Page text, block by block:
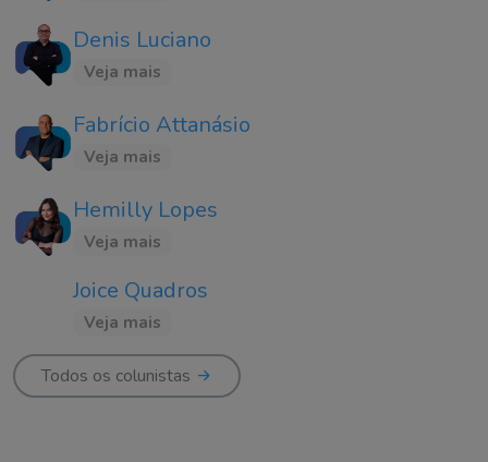
Denis Luciano
Veja mais
Fabrício Attanásio
Veja mais
Hemilly Lopes
Veja mais
Joice Quadros
Veja mais
Todos os colunistas